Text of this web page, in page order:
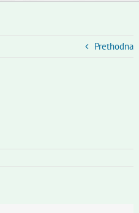
Prethodna